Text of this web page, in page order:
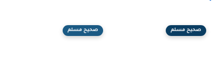
صحيح مسلم صحيح مسلم